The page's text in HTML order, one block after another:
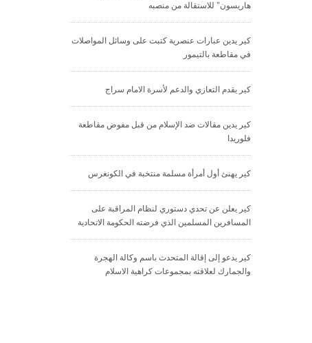
هاريسون" للاستقالة من منصبه
كير يدين عبارات عنصرية كتبت على وسائل المواصلات
في مقاطعة بالتيمور
كير يقدم التعازي والدعم لأسرة الامام سراج
كير يدين مقالات ضد الإسلام من قبل مفوض مقاطعة
فلوريدا
كير يهنئ أول أمرأة مسلمة منتخبة في الكونغرس
كير يعلن عن تحدي دستوري لنظام المراقبة على
المسافرين المسلمين الذي فرضته الحكومة الاتحادية
كير يدعو إلى إقالة المتحدث باسم وكالة الهجرة
والجمارك لعلاقته بمجموعات كراهية الاسلام